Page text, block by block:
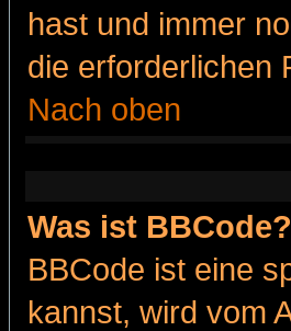
hast und immer
die erforderlichen
Nach oben
Was ist BBCode?
BBCode ist eine
kannst, wird vom